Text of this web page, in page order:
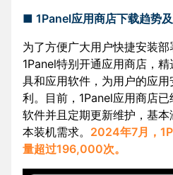
■ 1Panel应用商店下载趋势
为了方便广大用户快捷安装部
1Panel特别开通应用商店，
具和应用软件，为用户的应
利。目前，1Panel应用商店
软件并且定期更新维护，基
本装机需求。 2024年7月，
量超过196,000次。